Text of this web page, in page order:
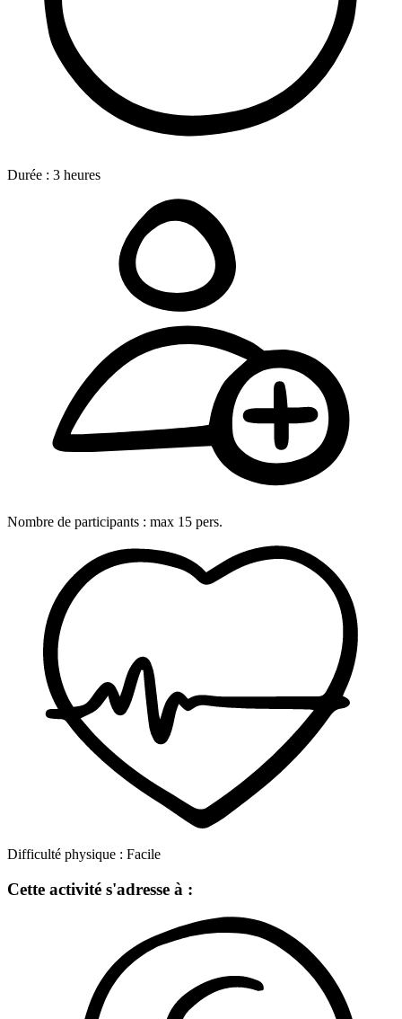
Durée : 3 heures
Nombre de participants : max 15 pers.
Difficulté physique : Facile
Cette activité s'adresse à :